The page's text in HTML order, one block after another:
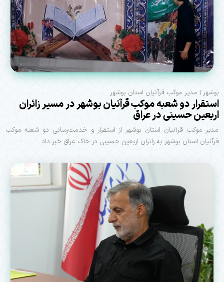
بوشهر | مدیر موکب قرآنیان استان بوشهر:
استقرار دو شعبه موکب قرآنیان بوشهر در مسیر زائران
اربعین حسینی در عراق
مدیر موکب قرآنیان استان بوشهر از استقرار و خدمت‌‌رسانی دو شعبه موکب
قرآنیان استان بوشهر به زائران اربعین حسینی در خاک عراق خبر داد.